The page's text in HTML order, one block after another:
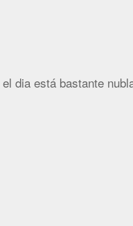
dia está bastante